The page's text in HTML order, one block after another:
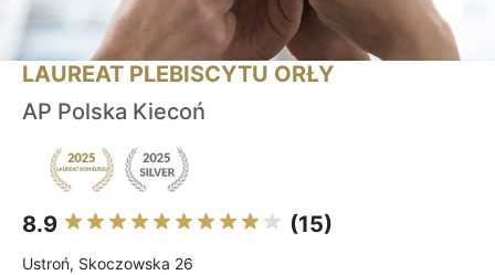
LAUREAT PLEBISCYTU ORŁY
AP Polska Kiecoń
8.9 (15)
Ustroń, Skoczowska 26